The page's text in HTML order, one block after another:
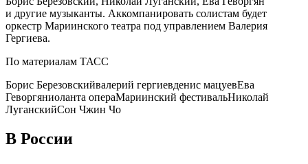
и другие музыканты. Аккомпанировать солистам будет
оркестр Мариинского театра под управлением Валерия
Гергиева.
По материалам ТАСС
Борис Березовскийвалерий гергиевденис мацуевЕва
Геворгяниоланта операМариинский фестивальНиколай
ЛуганскийСон Чжин Чо
В России